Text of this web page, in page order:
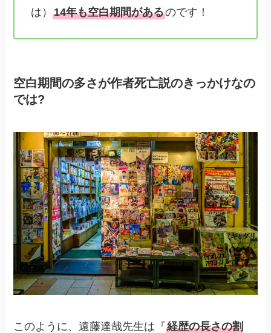
は）14年も空白期間があるのです！
空白期間の多さが作者死亡説のきっかけなの
では?
このように、遠藤達哉先生は『経歴の長さの割